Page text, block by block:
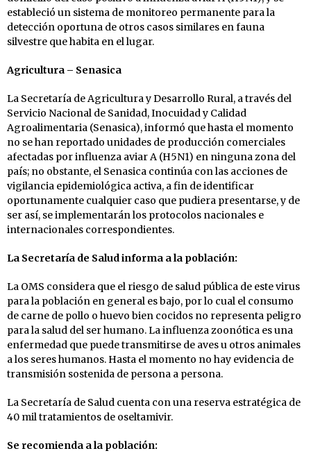
estableció un sistema de monitoreo permanente para la
detección oportuna de otros casos similares en fauna
silvestre que habita en el lugar.
Agricultura – Senasica
La Secretaría de Agricultura y Desarrollo Rural, a través del
Servicio Nacional de Sanidad, Inocuidad y Calidad
Agroalimentaria (Senasica), informó que hasta el momento
no se han reportado unidades de producción comerciales
afectadas por influenza aviar A (H5N1) en ninguna zona del
país; no obstante, el Senasica continúa con las acciones de
vigilancia epidemiológica activa, a fin de identificar
oportunamente cualquier caso que pudiera presentarse, y de
ser así, se implementarán los protocolos nacionales e
internacionales correspondientes.
La Secretaría de Salud informa a la población:
La OMS considera que el riesgo de salud pública de este virus
para la población en general es bajo, por lo cual el consumo
de carne de pollo o huevo bien cocidos no representa peligro
para la salud del ser humano. La influenza zoonótica es una
enfermedad que puede transmitirse de aves u otros animales
a los seres humanos. Hasta el momento no hay evidencia de
transmisión sostenida de persona a persona.
La Secretaría de Salud cuenta con una reserva estratégica de
40 mil tratamientos de oseltamivir.
Se recomienda a la población: